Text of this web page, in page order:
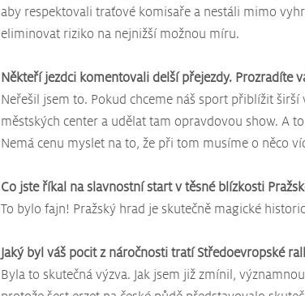
aby respektovali traťové komisaře a nestáli mimo
eliminovat riziko na nejnižší možnou míru.
Někteří jezdci komentovali delší přejezdy. Prozradíte
Neřešil jsem to. Pokud chceme náš sport přiblížit
městských center a udělat tam opravdovou show. A
Nemá cenu myslet na to, že při tom musíme o něco
Co jste říkal na slavnostní start v těsné blízkosti
To bylo fajn! Pražský hrad je skutečně magické
Jaký byl váš pocit z náročnosti tratí Středoevropské
Byla to skutečná výzva. Jak jsem již zmínil,